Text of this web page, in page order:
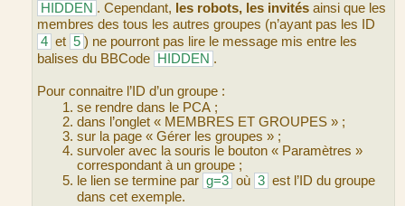
HIDDEN . Cependant, les robots, les invités ainsi que les
membres des tous les autres groupes (n’ayant pas les ID
4 et 5 ) ne pourront pas lire le message mis entre les
balises du BBCode
HIDDEN .
Pour connaitre l’ID d’un groupe :
se rendre dans le PCA ;
dans l’onglet « MEMBRES ET GROUPES » ;
sur la page « Gérer les groupes » ;
survoler avec la souris le bouton « Paramètres »
correspondant à un groupe ;
le lien se termine par g=3 où 3 est l’ID du groupe
dans cet exemple.